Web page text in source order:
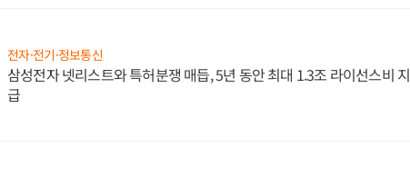
전자·전기·정보통신
삼성전자 넷리스트와 특허분쟁 매듭, 5년 동안 최대 1.3조 라이선스비 지
급